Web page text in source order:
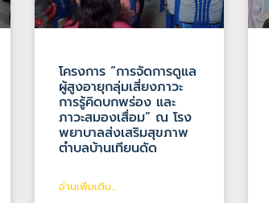
โครงการ “การจัดการดูแล
ผู้สูงอายุกลุ่มเสี่ยงภาวะ
การรู้คิดบกพร่อง และ
ภาวะสมองเสื่อม” ณ โรง
พยาบาลส่งเสริมสุขภาพ
ตำบลบ้านเทียนดัด
อ่านเพิ่มเติม...